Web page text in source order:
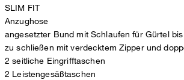
SLIM FIT
Anzughose
angesetzter Bund mit Schlaufen für Gürtel
zu schließen mit verdecktem Zipper und
2 seitliche Eingrifftaschen
2 Leistengesäßtaschen